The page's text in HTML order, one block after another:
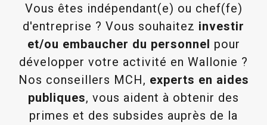
Vous êtes indépendant(e) ou chef(fe)
d'entreprise ? Vous souhaitez investir
et/ou embaucher du personnel pour
développer votre activité en Wallonie ?
Nos conseillers MCH, experts en aides
publiques, vous aident à obtenir des
primes et des subsides auprès de la